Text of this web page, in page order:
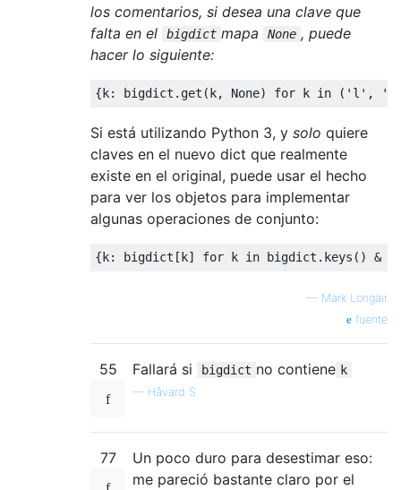
los comentarios, si desea una clave que
falta en el
bigdict mapa None , puede
hacer lo siguiente:
{k: bigdict . get (k, None) for k in ( 'l' ,
Si está utilizando Python 3, y solo quiere
claves en el nuevo dict que realmente
existe en el original, puede usar el hecho
para ver los objetos para implementar
algunas operaciones de conjunto:
{k: bigdict [k] for k in bigdict . keys () &
— Mark Longair
fuente
55 Fallará si bigdict no contiene k
— Håvard S
77
Un poco duro para desestimar eso:
me pareció bastante claro por el